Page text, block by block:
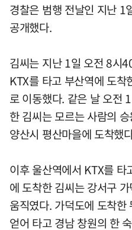
경찰은 범행 전날인 지난 1
공개했다.
김씨는 지난 1일 오전 8시
KTX를 타고 부산역에 도
로 이동했다. 같은 날 오전
한 김씨는 모르는 사람의
양산시 평산마을에 도착했
이후 울산역에서 KTX를
에 도착한 김씨는 강서구
움직였다. 가덕도에 도착
얻어 타고 경남 창원의 한